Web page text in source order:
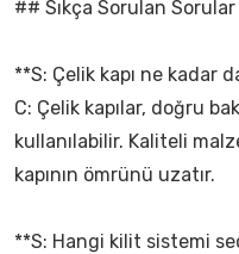
## Sıkça Sorulan Sorular
**S: Çelik kapı ne kadar
C: Çelik kapılar, doğru
kullanılabilir. Kaliteli
kapının ömrünü uzatır.
**S: Hangi kilit sistemi